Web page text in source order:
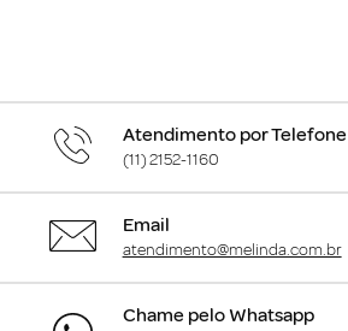
Atendimento por Telefone
(11) 2152-1160
Email
atendimento@melinda.com.br
Chame pelo Whatsapp